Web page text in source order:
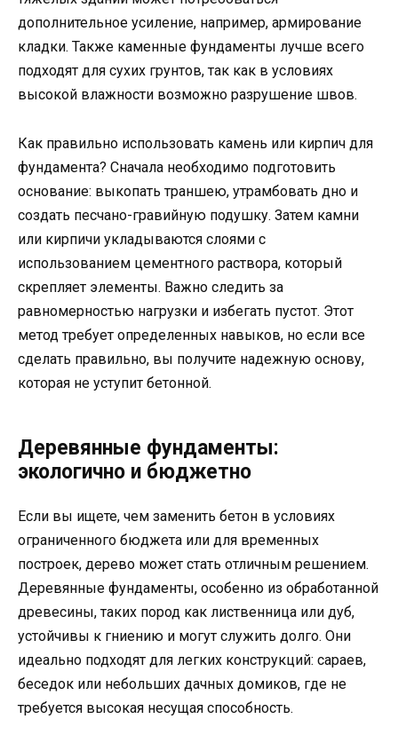
дополнительное усиление, например, армирование
кладки. Также каменные фундаменты лучше всего
подходят для сухих грунтов, так как в условиях
высокой влажности возможно разрушение швов.
Как правильно использовать камень или кирпич для
фундамента? Сначала необходимо подготовить
основание: выкопать траншею, утрамбовать дно и
создать песчано-гравийную подушку. Затем камни
или кирпичи укладываются слоями с
использованием цементного раствора, который
скрепляет элементы. Важно следить за
равномерностью нагрузки и избегать пустот. Этот
метод требует определенных навыков, но если все
сделать правильно, вы получите надежную основу,
которая не уступит бетонной.
Деревянные фундаменты:
экологично и бюджетно
Если вы ищете, чем заменить бетон в условиях
ограниченного бюджета или для временных
построек, дерево может стать отличным решением.
Деревянные фундаменты, особенно из обработанной
древесины, таких пород как лиственница или дуб,
устойчивы к гниению и могут служить долго. Они
идеально подходят для легких конструкций: сараев,
беседок или небольших дачных домиков, где не
требуется высокая несущая способность.